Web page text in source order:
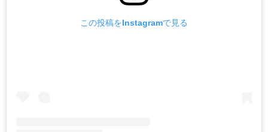
この投稿をInstagramで見る